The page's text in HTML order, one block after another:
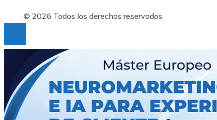
© 2026 Todos los derechos reservados.